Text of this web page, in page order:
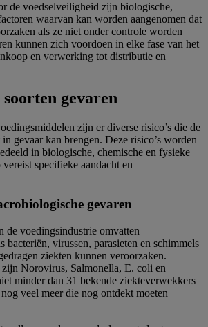
de voedselveiligheid zijn biologische,
waarvan kan worden aangenomen dat
als ze niet onder controle worden
kunnen zich voordoen in elke fase van het
en verwerking tot distributie en
gevaren
zijn er diverse risico’s die de
gevaar kan brengen. Deze risico’s worden
in biologische, chemische en fysieke
specifieke aandacht en
gevaren
de voedingsindustrie omvatten
bacteriën, virussen, parasieten en schimmels
ziekten kunnen veroorzaken.
Norovirus, Salmonella, E. coli en
minder dan 31 bekende ziekteverwekkers
veel meer die nog ontdekt moeten